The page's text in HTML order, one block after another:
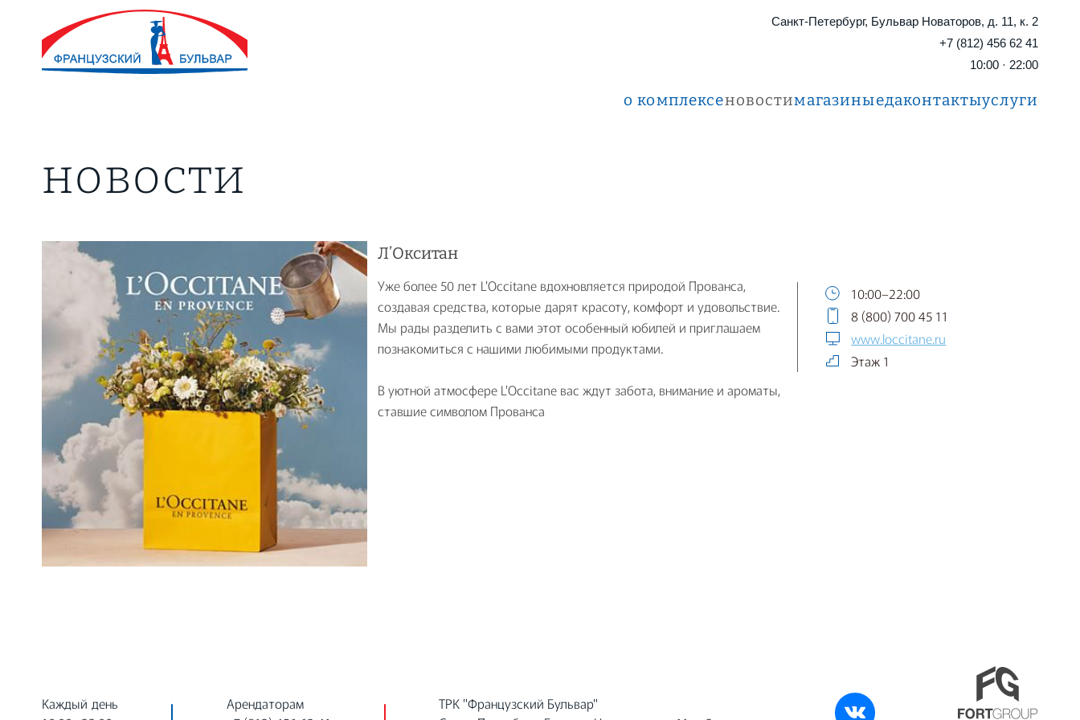
Санкт-Петербург, Бульвар Новаторов, д. 11, к. 2
+7 (812) 456 62 41
10:00 · 22:00
о комплексеновостимагазиныедаконтактыуслуги
новости
Л’Окситан
Уже более 50 лет L'Occitane вдохновляется природой Прованса,
создавая средства, которые дарят красоту, комфорт и удовольствие.
Мы рады разделить с вами этот особенный юбилей и приглашаем
познакомиться с нашими любимыми продуктами.
В уютной атмосфере L'Occitane вас ждут забота, внимание и ароматы,
ставшие символом Прованса
10:00–22:00
8 (800) 700 45 11
www.loccitane.ru
Этаж 1
Каждый день
Арендаторам
ТРК "Французский Бульвар"